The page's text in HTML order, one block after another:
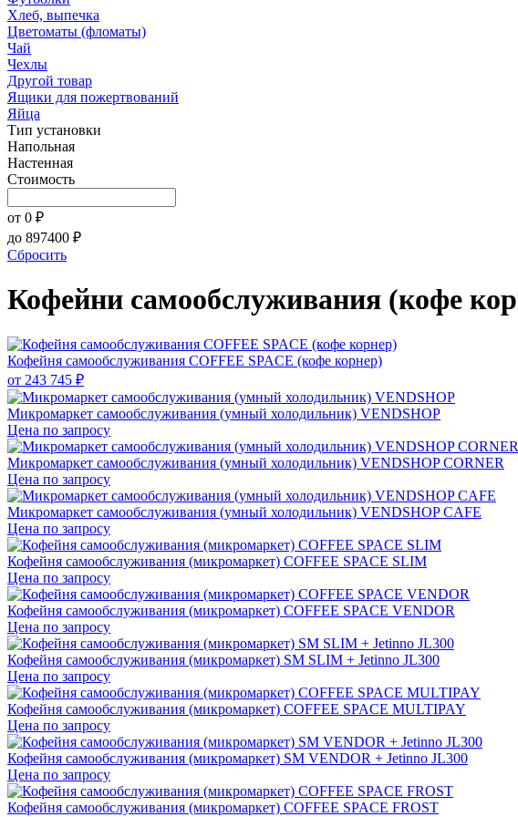
Хлеб, выпечка
Цветоматы (фломаты)
Чай
Чехлы
Другой товар
Ящики для пожертвований
Яйца
Тип установки
Напольная
Настенная
Стоимость
от 0 ₽
до 897400 ₽
Сбросить
Кофейни самообслуживания (кофе
Кофейня самообслуживания COFFEE SPACE (кофе корнер)
от 243 745 ₽
Микромаркет самообслуживания (умный холодильник) VENDSHOP
Цена по запросу
Микромаркет самообслуживания (умный холодильник) VENDSHOP CORNER
Цена по запросу
Микромаркет самообслуживания (умный холодильник) VENDSHOP CAFE
Цена по запросу
Кофейня самообслуживания (микромаркет) COFFEE SPACE SLIM
Цена по запросу
Кофейня самообслуживания (микромаркет) COFFEE SPACE VENDOR
Цена по запросу
Кофейня самообслуживания (микромаркет) SM SLIM + Jetinno JL300
Цена по запросу
Кофейня самообслуживания (микромаркет) COFFEE SPACE MULTIPAY
Цена по запросу
Кофейня самообслуживания (микромаркет) SM VENDOR + Jetinno JL300
Цена по запросу
Кофейня самообслуживания (микромаркет) COFFEE SPACE FROST